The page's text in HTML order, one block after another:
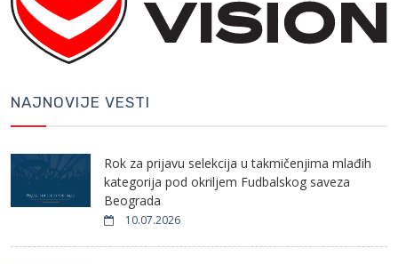
NAJNOVIJE VESTI
Rok za prijavu selekcija u takmičenjima mlađih
kategorija pod okriljem Fudbalskog saveza
Beograda
10.07.2026